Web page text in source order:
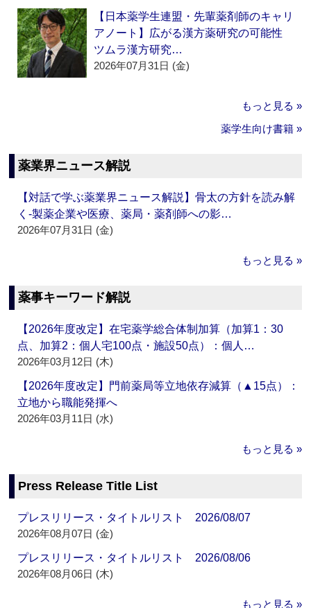
【日本薬学生連盟・先輩薬剤師のキャリ
アノート】広がる漢方薬研究の可能性
ツムラ漢方研究…
2026年07月31日 (金)
もっと見る »
薬学生向け書籍 »
薬業界ニュース解説
【対話で学ぶ薬業界ニュース解説】骨太の方針を読み解
く‐製薬企業や医療、薬局・薬剤師への影…
2026年07月31日 (金)
もっと見る »
薬事キーワード解説
【2026年度改定】在宅薬学総合体制加算（加算1：30
点、加算2：個人宅100点・施設50点）：個人…
2026年03月12日 (木)
【2026年度改定】門前薬局等立地依存減算（▲15点）：
立地から職能発揮へ
2026年03月11日 (水)
もっと見る »
Press Release Title List
プレスリリース・タイトルリスト 2026/08/07
2026年08月07日 (金)
プレスリリース・タイトルリスト 2026/08/06
2026年08月06日 (木)
もっと見る »